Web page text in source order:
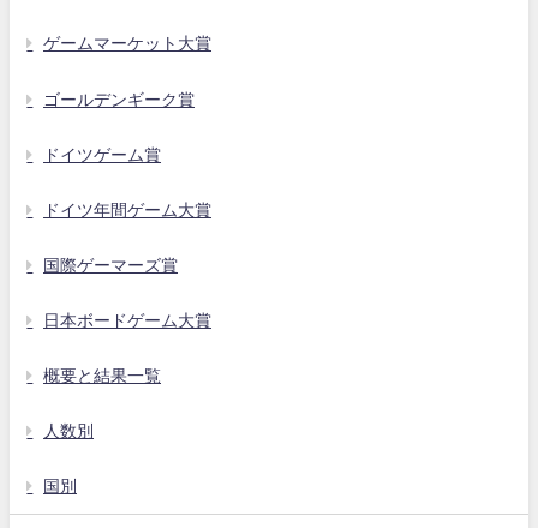
ゲームマーケット大賞
ゴールデンギーク賞
ドイツゲーム賞
ドイツ年間ゲーム大賞
国際ゲーマーズ賞
日本ボードゲーム大賞
概要と結果一覧
人数別
国別